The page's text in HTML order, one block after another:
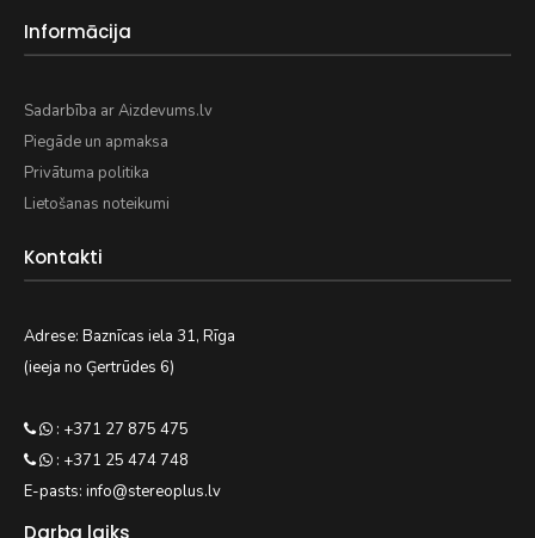
Informācija
Sadarbība ar Aizdevums.lv
Piegāde un apmaksa
Privātuma politika
Lietošanas noteikumi
Kontakti
Adrese: Baznīcas iela 31, Rīga
(ieeja no Ģertrūdes 6)
: +371 27 875 475
: +371 25 474 748
E-pasts: info@stereoplus.lv
Darba laiks